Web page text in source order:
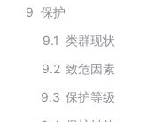
9 保护
9.1 类群现状
9.2 致危因素
9.3 保护等级